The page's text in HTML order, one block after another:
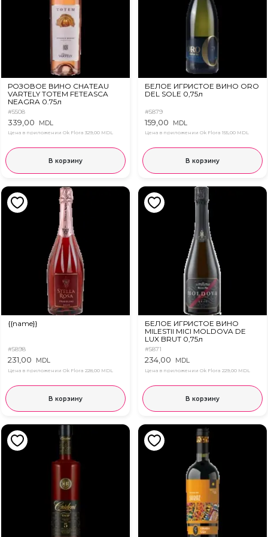
РОЗОВОЕ ВИНО CHATEAU
VARTELY TOTEM FETEASCA
NEAGRA 0.75л
#5508
339,00 MDL
Цена в приложении Ok Flora 329,00 MDL
В корзину
БЕЛОЕ ИГРИСТОЕ ВИНО ORO
DEL SOLE 0,75л
#5879
159,00 MDL
Цена в приложении Ok Flora 155,00 MDL
В корзину
{{name}}
#5898
231,00 MDL
Цена в приложении Ok Flora 228,00 MDL
В корзину
БЕЛОЕ ИГРИСТОЕ ВИНО
MILESTII MICI MOLDOVA DE
LUX BRUT 0,75л
#5871
234,00 MDL
Цена в приложении Ok Flora 229,00 MDL
В корзину